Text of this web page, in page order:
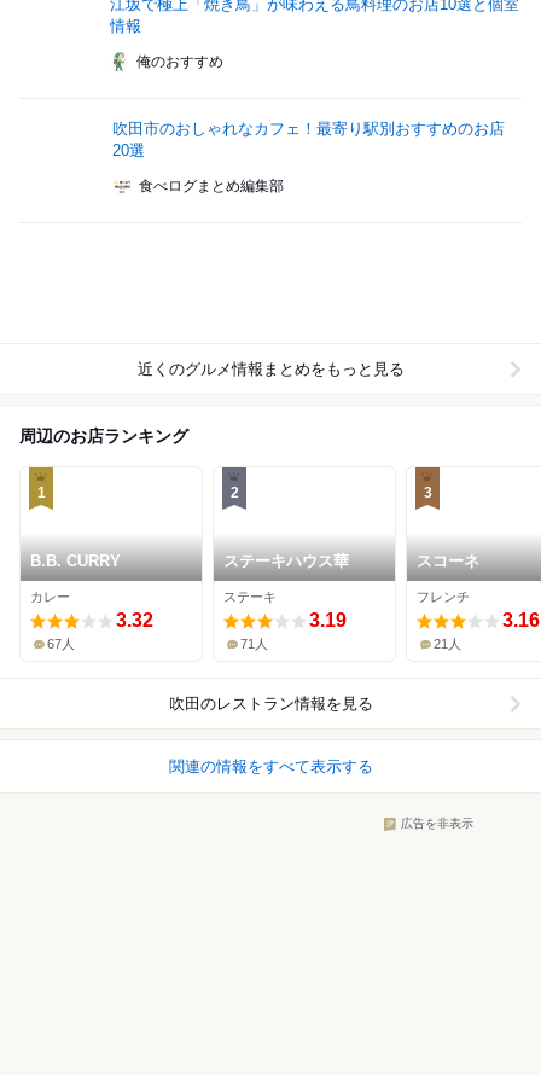
江坂で極上「焼き鳥」が味わえる鳥料理のお店10選と個室
情報
俺のおすすめ
吹田市のおしゃれなカフェ！最寄り駅別おすすめのお店
20選
食べログまとめ編集部
近くのグルメ情報まとめをもっと見る
周辺のお店ランキング
1
B.B. CURRY
カレー
3.32
67人
2
ステーキハウス華
ステーキ
3.19
71人
3
スコーネ
フレンチ
3.16
21人
吹田 のレストラン情報を見る
関連の情報をすべて表示する
広告を非表示